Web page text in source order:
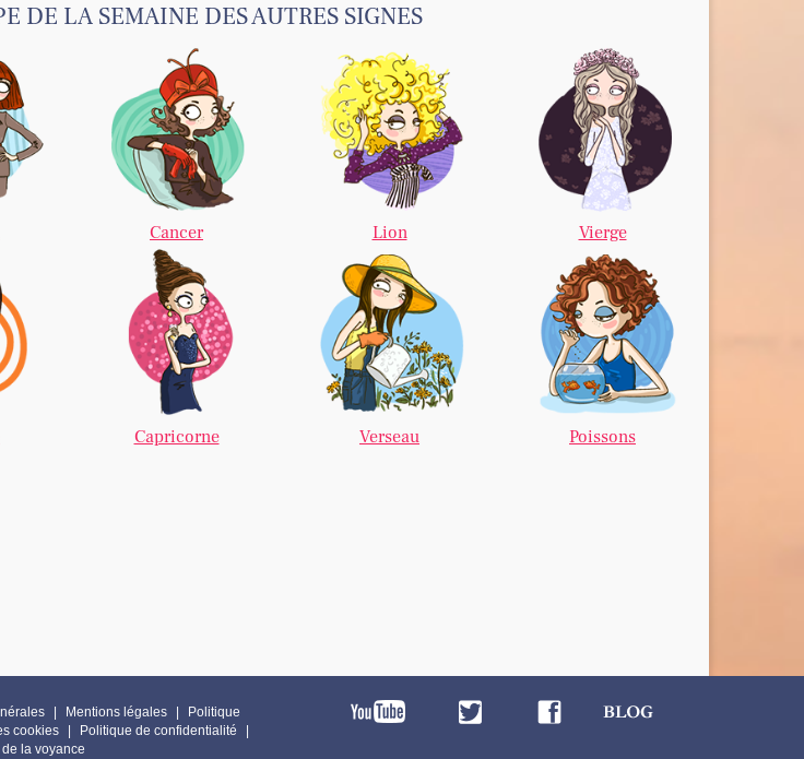
DE LA SEMAINE DES AUTRES SIGNES
Cancer Lion Vierge
Capricorne Verseau Poissons
Mentions légales
Politique
cookies
Politique de confidentialité
la voyance